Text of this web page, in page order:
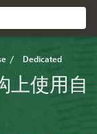
/ Dedicated
上使用自